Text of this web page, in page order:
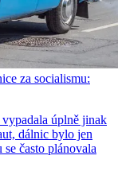
za socialismu:
úplně jinak
dálnic bylo jen
často plánovala